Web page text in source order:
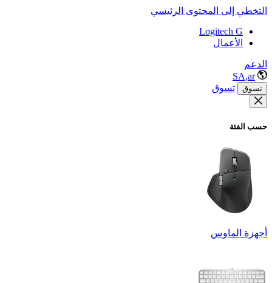
التخطي إلى المحتوى الرئيسي
Logitech G
الأعمال
الدعم
SA,ar
تسوق تسوق
حسب الفئة
أجهزة الماوس